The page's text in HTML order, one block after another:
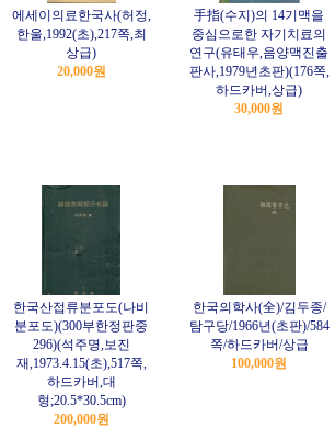
에세이의료한국사(허정,
한울,1992(초),217쪽,최
상급)
20,000원
手指(수지)의 14기맥을
중심으로한 자기치료의
연구(유태우,음양맥진출
판사,1979년초판)(176쪽,
하드카버,상급)
30,000원
한국산접류분포도(나비
분포도)(300부한정판중
296)(석주명,보진
재,1973.4.15(초),517쪽,
하드카버,대
형;20.5*30.5cm)
200,000원
한국의학사(全)/김두종/
탐구당/1966년(초판)/584
쪽/하드카버/상급
100,000원